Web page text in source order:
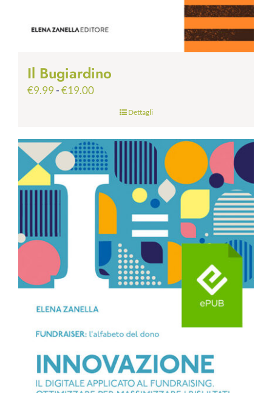
Il Bugiardino
€9.99-€19.00Fascia
prezzo:
€9.99
a
€19.00
Dettagli